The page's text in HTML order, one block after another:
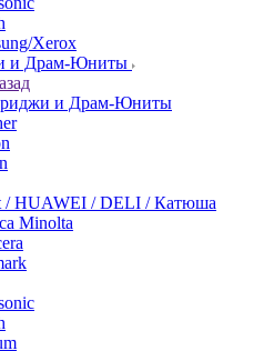
Xerox
и Драм-Юниты
и Драм-Юниты
/ HUAWEI / DELI / Катюша
Minolta